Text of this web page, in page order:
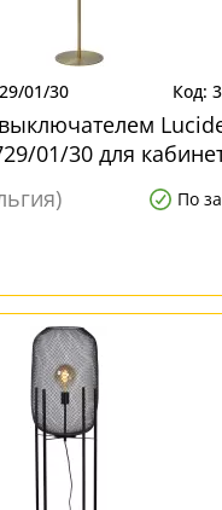
01/30
01/30 для
По